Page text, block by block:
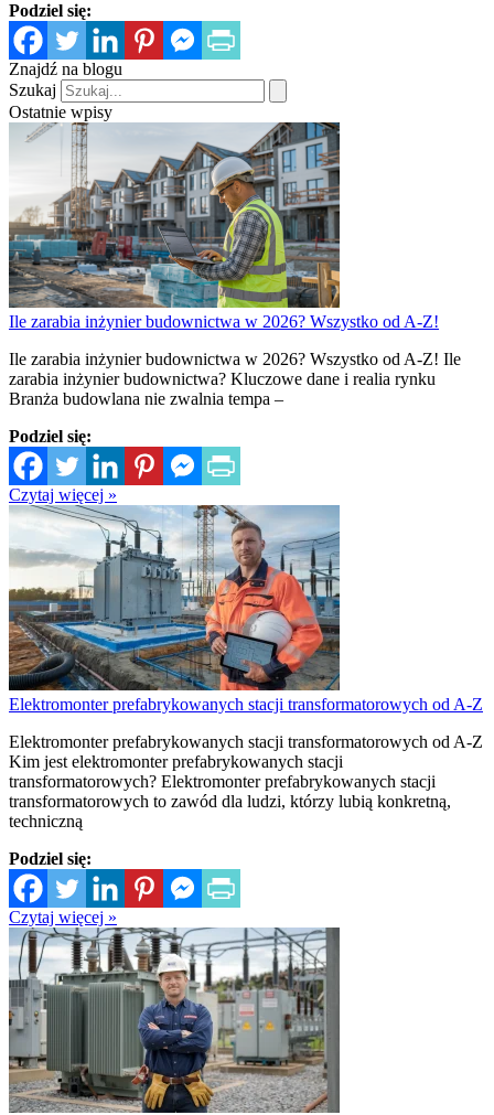
Podziel się:
Znajdź na blogu
Szukaj
Ostatnie wpisy
Ile zarabia inżynier budownictwa w 2026? Wszystko od A-Z!
Ile zarabia inżynier budownictwa w 2026? Wszystko od A-Z! Ile
zarabia inżynier budownictwa? Kluczowe dane i realia rynku
Branża budowlana nie zwalnia tempa –
Podziel się:
Czytaj więcej »
Elektromonter prefabrykowanych stacji transformatorowych od A-Z
Elektromonter prefabrykowanych stacji transformatorowych od A-Z
Kim jest elektromonter prefabrykowanych stacji
transformatorowych? Elektromonter prefabrykowanych stacji
transformatorowych to zawód dla ludzi, którzy lubią konkretną,
techniczną
Podziel się:
Czytaj więcej »